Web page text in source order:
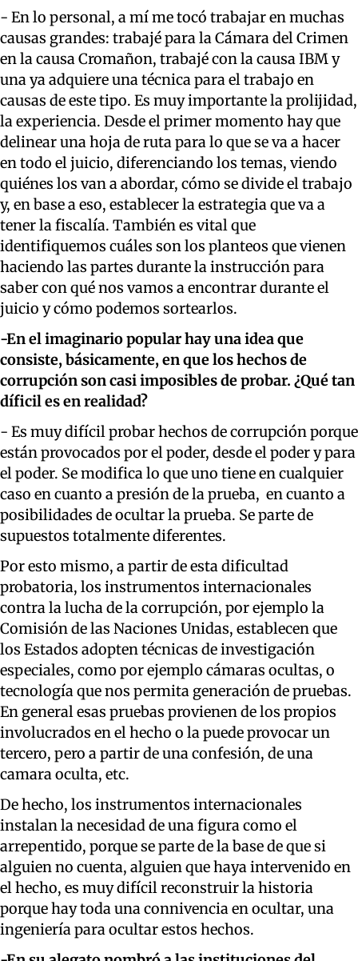
- En lo personal, a mí me tocó trabajar en muchas
causas grandes: trabajé para la Cámara del Crimen
en la causa Cromañon, trabajé con la causa IBMy
una ya adquiere una técnica para el trabajo en
causas de este tipo. Es muy importante la prolijidad,
la experiencia. Desde el primer momento hay que
delinear una hoja de ruta para lo que se va a hacer
en todo el juicio, diferenciando los temas, viendo
quiénes los van a abordar, cómo se divide el trabajo
y, en base a eso, establecer la estrategia que va a
tener la fiscalía. También es vital que
identifiquemos cuáles son los planteos que vienen
haciendo las partes durante la instrucción para
saber con qué nos vamos a encontrar durante el
juicio y cómo podemos sortearlos.
-En el imaginario popular hay una idea que
consiste, básicamente, en que los hechos de
corrupción son casi imposibles de probar. ¿Qué tan
díficil es en realidad?
- Es muy difícil probar hechos de corrupción porque
están provocados por el poder, desde el poder y para
el poder. Se modifica lo que uno tiene en cualquier
caso en cuanto a presión de la prueba, en cuanto a
posibilidades de ocultar la prueba. Se parte de
supuestos totalmente diferentes.
Por esto mismo, a partir de esta dificultad
probatoria, los instrumentos internacionales
contra la lucha de la corrupción, por ejemplo la
Comisión de las Naciones Unidas, establecen que
los Estados adopten técnicas de investigación
especiales, como por ejemplo cámaras ocultas, o
tecnología que nos permita generación de pruebas.
En general esas pruebas provienen de los propios
involucrados en el hecho o la puede provocar un
tercero, pero a partir de una confesión, de una
camara oculta, etc.
De hecho, los instrumentos internacionales
instalan la necesidad de una figura como el
arrepentido, porque se parte de la base de que si
alguien no cuenta, alguien que haya intervenido en
el hecho, es muy difícil reconstruir la historia
porque hay toda una connivencia en ocultar, una
ingeniería para ocultar estos hechos.